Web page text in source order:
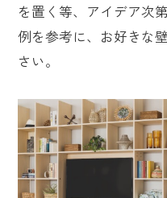
を置く等、アイデア次
例を参考に、お好きな
さい。